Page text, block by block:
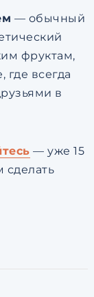
— обычный
фруктам,
всегда
в
— уже 15